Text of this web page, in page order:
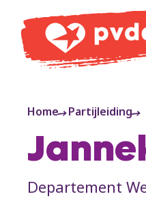
Home Partijleiding
Departement